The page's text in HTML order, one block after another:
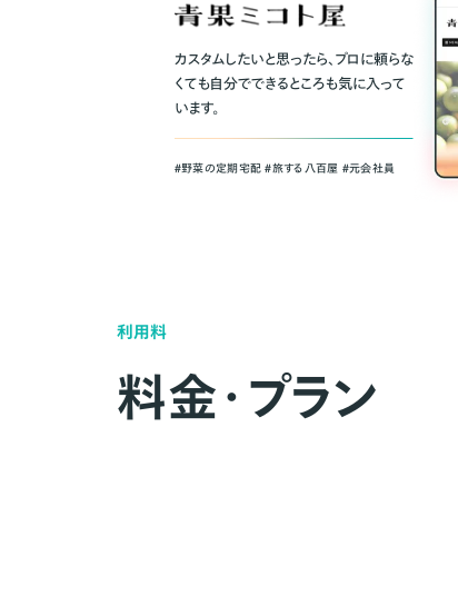
カスタムしたいと思ったら、プロに頼らな
くても自分でできるところも気に入って
います。
＃野菜の定期宅配 ＃旅する八百屋 ＃元会社員
利用料
料金・プラン